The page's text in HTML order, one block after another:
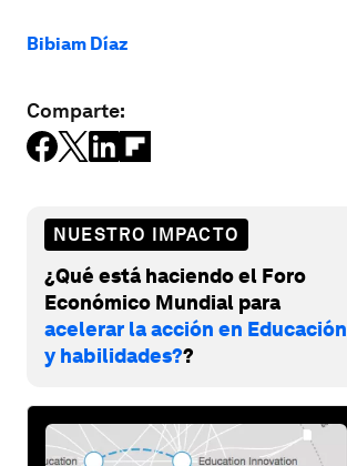
Bibiam Díaz
Comparte:
NUESTRO IMPACTO
¿Qué está haciendo el Foro
Económico Mundial para
acelerar la acción en Educación
y habilidades??